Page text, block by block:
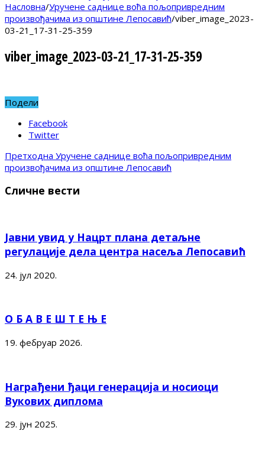
Насловна/Уручене саднице воћа пољопривредним
произвођачима из општине Лепосавић/viber_image_2023-
03-21_17-31-25-359
viber_image_2023-03-21_17-31-25-359
Подели
Facebook
Twitter
Претходна Уручене саднице воћа пољопривредним
произвођачима из општине Лепосавић
Сличне вести
Јавни увид у Нацрт плана детаљне
регулације дела центра насеља Лепосавић
24. јул 2020.
О Б А В Е Ш Т Е Њ Е
19. фебруар 2026.
Награђени ђаци генерација и носиоци
Вукових диплома
29. јун 2025.